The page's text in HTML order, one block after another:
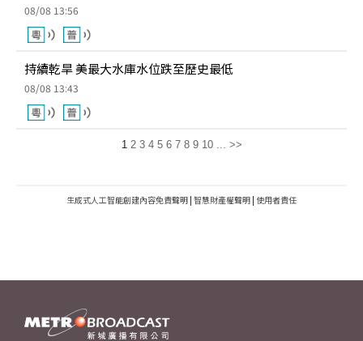
08/08 13:56
持續乾旱 美最大水庫水位跌至歷史最低
08/08 13:43
1 2 3 4 5 6 7 8 9 10 ... >>
生成式人工智能創建內容免責聲明 | 智慧財產權聲明 | 使用者責任